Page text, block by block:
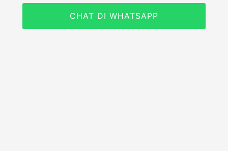
CHAT DI WHATSAPP